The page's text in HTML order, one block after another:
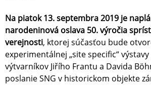
Na piatok 13. septembra 2019 je
narodeninová oslava 50. výročia
verejnosti, ktorej súčasťou bude
experimentálnej „site specific“
výtvarníkov Jiřího Frantu a Davida
poslanie SNG v historickom objekte